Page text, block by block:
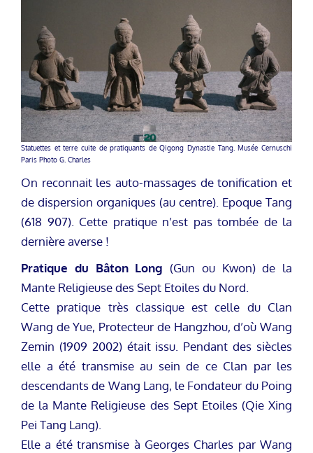
Statuettes et terre cuite de pratiquants de Qigong Dynastie Tang. Musée Cernuschi
Paris Photo G. Charles
On reconnait les auto-massages de tonification et
de dispersion organiques (au centre). Epoque Tang
(618 907). Cette pratique n’est pas tombée de la
dernière averse !
Pratique du Bâton Long (Gun ou Kwon) de la
Mante Religieuse des Sept Etoiles du Nord.
Cette pratique très classique est celle du Clan
Wang de Yue, Protecteur de Hangzhou, d’où Wang
Zemin (1909 2002) était issu. Pendant des siècles
elle a été transmise au sein de ce Clan par les
descendants de Wang Lang, le Fondateur du Poing
de la Mante Religieuse des Sept Etoiles (Qie Xing
Pei Tang Lang).
Elle a été transmise à Georges Charles par Wang